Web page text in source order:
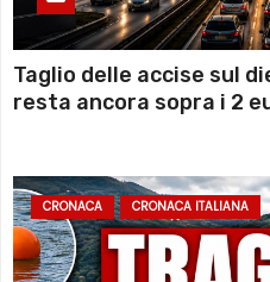
Taglio delle accise sul
resta ancora sopra i 2
CRONACA CRONACA ITALIANA